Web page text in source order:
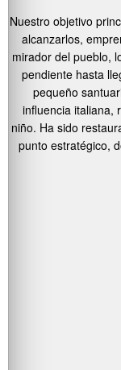
Nuestro objetivo
alcanzarlos,
mirador del pueblo,
pendiente hasta
pequeño
influencia italiana,
niño. Ha sido
punto estratégico,